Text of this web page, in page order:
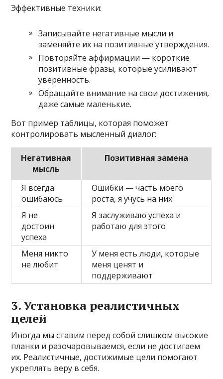
Эффективные техники:
Записывайте негативные мысли и
заменяйте их на позитивные утверждения.
Повторяйте аффирмации — короткие
позитивные фразы, которые усиливают
уверенность.
Обращайте внимание на свои достижения,
даже самые маленькие.
Вот пример таблицы, которая поможет
контролировать мысленный диалог:
Негативная
мысль
Позитивная замена
Я всегда
ошибаюсь
Ошибки — часть моего
роста, я учусь на них
Я не
достоин
успеха
Я заслуживаю успеха и
работаю для этого
Меня никто
не любит
У меня есть люди, которые
меня ценят и
поддерживают
3. Установка реалистичных
целей
Иногда мы ставим перед собой слишком высокие
планки и разочаровываемся, если не достигаем
их. Реалистичные, достижимые цели помогают
укреплять веру в себя.